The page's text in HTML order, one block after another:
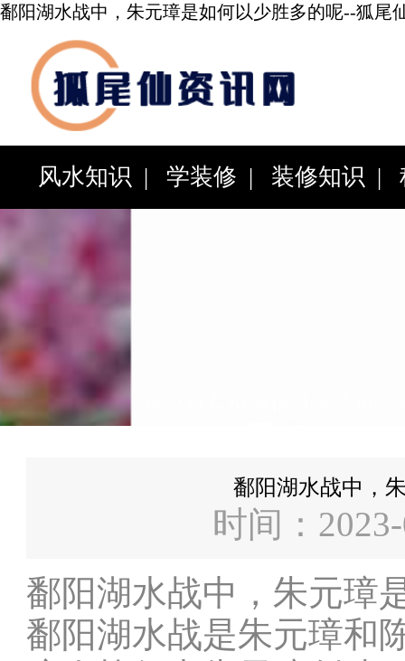
鄱阳湖水战中，朱元璋是如何以少胜多的呢--狐尾
风水知识 | 学装修 | 装修知识 |
百科知识
有没有看婚姻很准的大师，有算婚姻大
鄱阳湖水战中，
时间：
鄱阳湖水战中，朱元璋
鄱阳湖水战是朱元璋和